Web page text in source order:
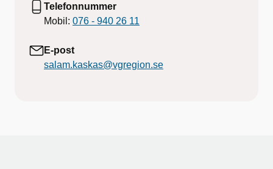
Telefonnummer
Mobil: 076 - 940 26 11
E-post
salam.kaskas@vgregion.se